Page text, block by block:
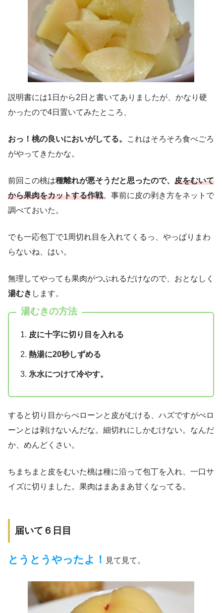
説明書には1日から2日と書いてありましたが、かなり硬
かったので4日置いてみたところ、
おっ！桃の良いにおいがしてる。
これはそろそろ食べごろ
がやってきたかな。
前回この桃は種離れが悪そうだと思ったので、 皮をむいて
から果肉をカットする作戦。事前に皮の剥き方をネットで
調べておいた。
でも一応包丁で1周切れ目を入れてくるっ、やっぱりまわ
らないね、はい。
無理してやっても果肉がつぶれるだけなので、おとなしく
湯むき します。
湯むきの方法
皮に十字に切り目を入れる
熱湯に20秒しずめる
氷水につけて冷やす。
すると切り目からぺローンと皮がむける、ハズですがぺロ
ーンとは剥けないんだな。細切れにしかむけない。なんだ
か、めんどくさい。
ちまちまと皮をむいた桃は種に沿って包丁を入れ、一口サ
イズに切りました。果肉はまあまあ甘くなってる。
届いて６日目
とうとうやったよ！ 見て見て。